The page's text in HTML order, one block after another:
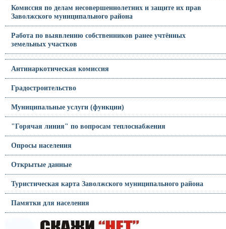
Комиссия по делам несовершеннолетних и защите их прав
Заволжского муниципального района
Работа по выявлению собственников ранее учтённых
земельных участков
Антинаркотическая комиссия
Градостроительство
Муниципальные услуги (функции)
"Горячая линия" по вопросам теплоснабжения
Опросы населения
Открытые данные
Туристическая карта Заволжского муниципального района
Памятки для населения